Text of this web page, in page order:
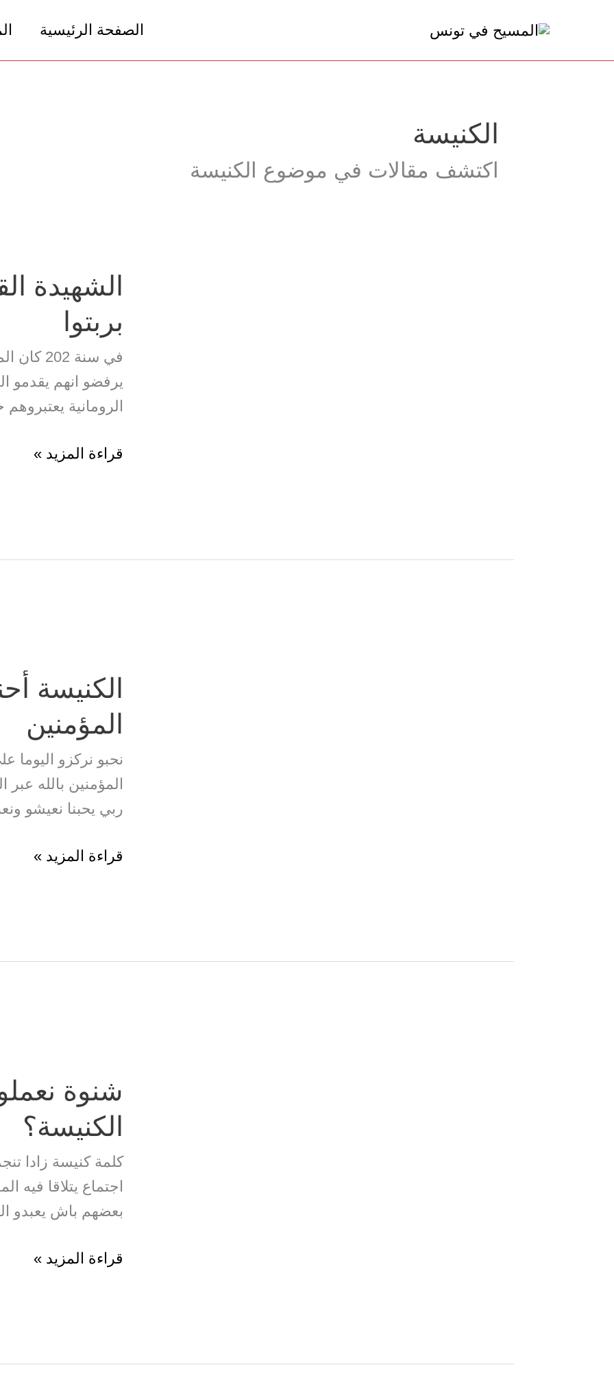
المحتوى
الصفحة الرئيسية
الكنيسة
اكتشف مقالات في موضوع الكنيسة
الشهيدة
بربتوا
في سنة
يرفضو انهم يقدمو
الرومانية يعتبروهم
الشهيدة
قراءة المزيد »
الكنيسة
المؤمنين
نحبو نركزو اليوما
المؤمنين بالله
ربي يحبنا نعيشو
الكنيسة
قراءة المزيد »
شنوة
الكنيسة؟
كلمة كنيسة زادا
اجتماع يتلاقا فيه
بعضهم باش يعبدو
شنوة
قراءة المزيد »